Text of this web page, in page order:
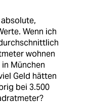
Wenn ich
wohnen
München
Geld hätten
bei 3.500